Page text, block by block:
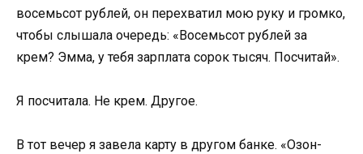
восемьсот рублей, он перехватил мою руку и громко,
чтобы слышала очередь: «Восемьсот рублей за
крем? Эмма, у тебя зарплата сорок тысяч. Посчитай».
Я посчитала. Не крем. Другое.
В тот вечер я завела карту в другом банке. «Озон-